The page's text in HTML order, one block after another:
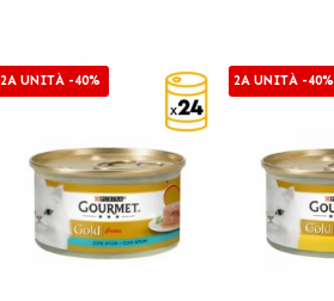
2A UNITÀ -40% 2A UNITÀ -40%